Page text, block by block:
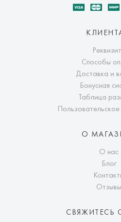
Способы
Доставка и
Бонусная
Таблица
О
О нас
Блог
Отзывы
СВЯЖИТЕСЬ